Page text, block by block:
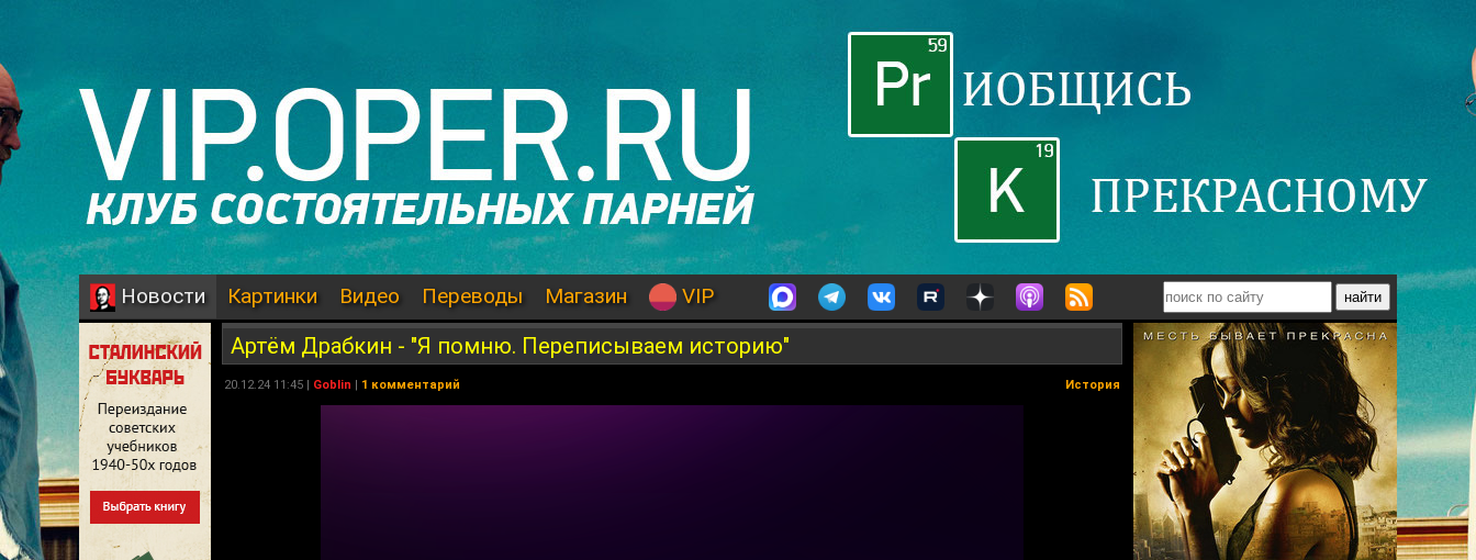
Новости Картинки Видео Переводы Магазин VIP
Артём Драбкин - "Я помню. Переписываем историю"
20.12.24 11:45 | Goblin | 1 комментарий История